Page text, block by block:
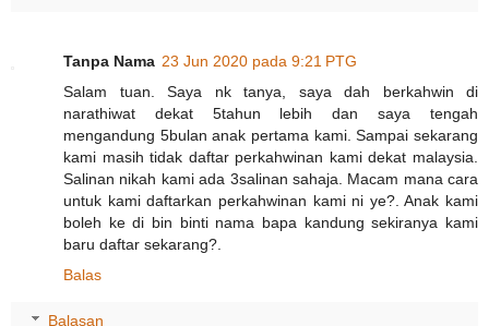
Tanpa Nama 23 Jun 2020 pada 9:21 PTG
Salam tuan. Saya nk tanya, saya dah berkahwin di
narathiwat dekat 5tahun lebih dan saya tengah
mengandung 5bulan anak pertama kami. Sampai sekarang
kami masih tidak daftar perkahwinan kami dekat malaysia.
Salinan nikah kami ada 3salinan sahaja. Macam mana cara
untuk kami daftarkan perkahwinan kami ni ye?. Anak kami
boleh ke di bin binti nama bapa kandung sekiranya kami
baru daftar sekarang?.
Balas
Balasan